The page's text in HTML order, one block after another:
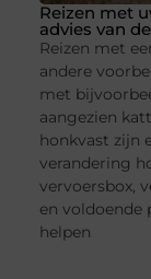
Reizen met
advies van
Reizen met
andere
met
aangezien
honkvast zijn
verandering
vervoersbox,
en voldoende
helpen